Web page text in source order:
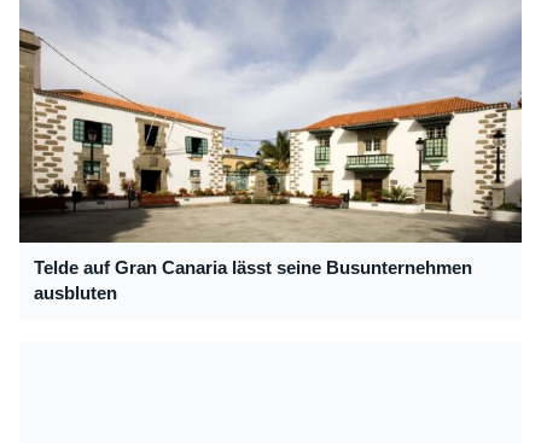
Telde auf Gran Canaria lässt seine Busunternehmen
ausbluten